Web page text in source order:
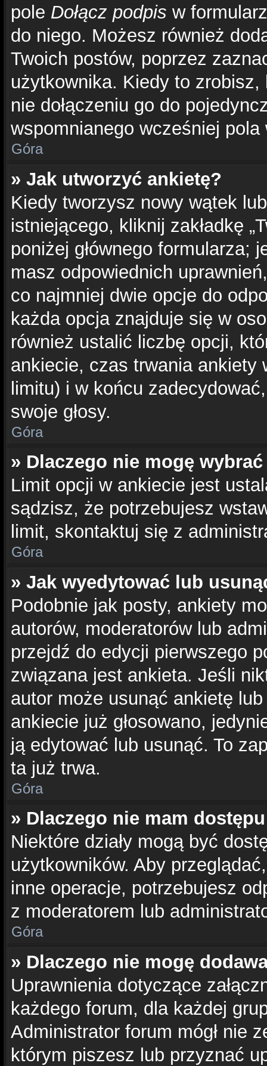
pole Dołącz podpis w
do niego. Możesz również
Twoich postów, poprzez
użytkownika. Kiedy to zrobisz,
nie dołączeniu go do
wspomnianego wcześniej
Góra
» Jak utworzyć ankietę?
Kiedy tworzysz nowy wątek
istniejącego, kliknij zakładkę
poniżej głównego formularza;
masz odpowiednich
co najmniej dwie opcje do
każda opcja znajduje się w
również ustalić liczbę opcji,
ankiecie, czas trwania ankiety
limitu) i w końcu
swoje głosy.
Góra
» Dlaczego nie mogę
Limit opcji w ankiecie jest
sądzisz, że potrzebujesz
limit, skontaktuj się z
Góra
» Jak wyedytować lub
Podobnie jak posty, ankiety
autorów, moderatorów lub
przejdź do edycji pierwszego
związana jest ankieta. Jeśli
autor może usunąć ankietę
ankiecie już głosowano,
ją edytować lub usunąć. To
ta już trwa.
Góra
» Dlaczego nie mam
Niektóre działy mogą być
użytkowników. Aby
inne operacje, potrzebujesz
z moderatorem lub
Góra
» Dlaczego nie mogę
Uprawnienia dotyczące
każdego forum, dla każdej
Administrator forum mógł nie
którym piszesz lub przyznać